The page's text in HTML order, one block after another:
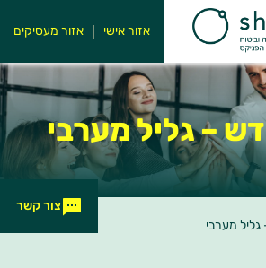
אזור אישי אזור מעסיקים
– גליל מערבי
מערבי
צור קשר